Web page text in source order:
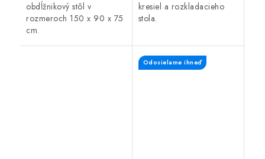
obdĺžnikový stôl v
rozmeroch 150 x 90 x 75
cm.
kresiel a rozkladacieho
stola.
Odosielame ihneď